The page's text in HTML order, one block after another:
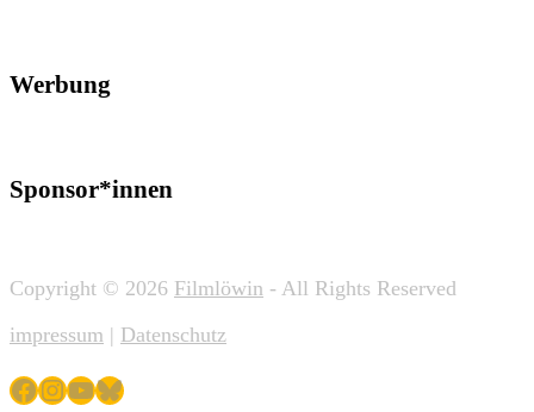
Werbung
Sponsor*innen
Copyright © 2026 Filmlöwin - All Rights Reserved
impressum | Datenschutz
Facebook
Instagram
YouTube
Bluesky